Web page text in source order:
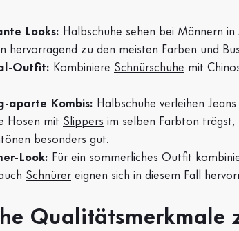
Looks: Halbschuhe sehen bei Männern in
hervorragend zu den meisten Farben und
Outfit: Kombiniere Schnürschuhe mit
aparte Kombis: Halbschuhe verleihen
Hosen mit Slippers im selben Farbton trägst,
besonders gut.
Look: Für ein sommerliches Outfit
Schnürer eignen sich in diesem Fall
Qualitätsmerkmale